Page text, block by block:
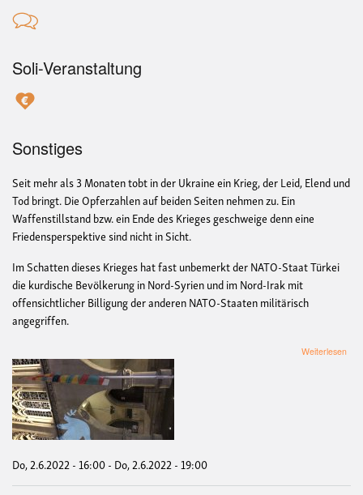
Soli-Veranstaltung
Sonstiges
Seit mehr als 3 Monaten tobt in der Ukraine ein Krieg, der Leid, Elend und
Tod bringt. Die Opferzahlen auf beiden Seiten nehmen zu. Ein
Waffenstillstand bzw. ein Ende des Krieges geschweige denn eine
Friedensperspektive sind nicht in Sicht.
Im Schatten dieses Krieges hat fast unbemerkt der NATO-Staat Türkei
die kurdische Bevölkerung in Nord-Syrien und im Nord-Irak mit
offensichtlicher Billigung der anderen NATO-Staaten militärisch
angegriffen.
Weiterlesen
Do, 2.6.2022 - 16:00- Do, 2.6.2022 - 19:00